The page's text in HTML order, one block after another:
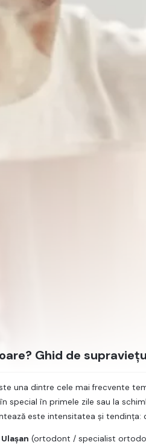
Ghid de
una dintre cele mai frecvente
special în primele zile sau la
este intensitatea și tendința:
(ortodont / specialist